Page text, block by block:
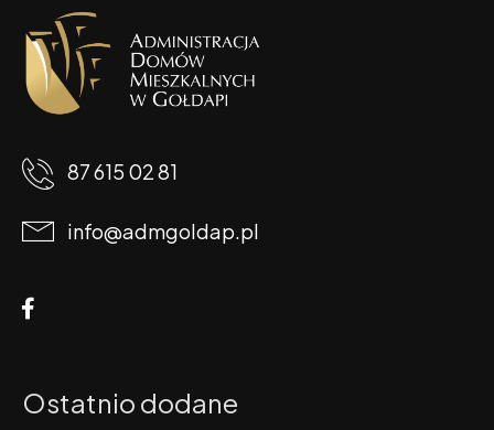
87 615 02 81
info@admgoldap.pl
Ostatnio dodane